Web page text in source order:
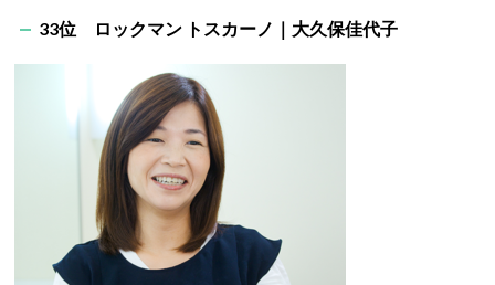
33位 ロックマン トスカーノ｜大久保佳代子